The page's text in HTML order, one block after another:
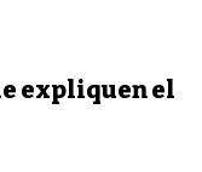
expliquen el